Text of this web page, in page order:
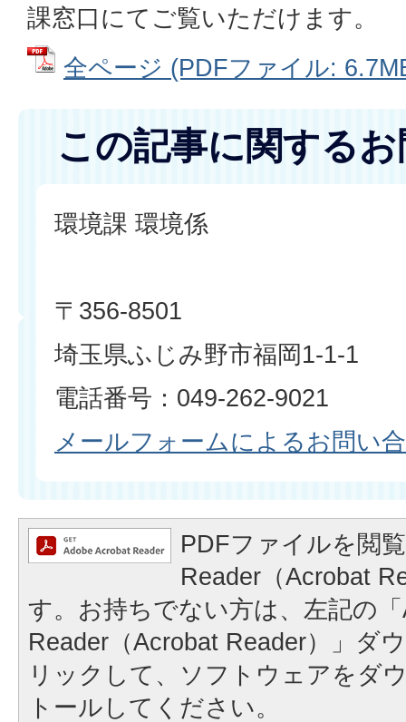
課窓口にてご覧いただけます。
全ページ (PDFファイル:
この記事に関する
環境課 環境係
〒356-8501
埼玉県ふじみ野市福岡1-1-1
電話番号：049-262-9021
メールフォームによるお問い
PDFファイルを閲
Reader（Acrobat
す。お持ちでない方は、左記の
Reader（Acrobat Reader）」ダ
リックして、ソフトウェアをダ
トールしてください。